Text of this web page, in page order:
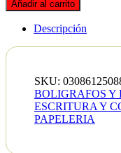
Añadir al carrito
Descripción
SKU:
BOLIGRAFOS Y
ESCRITURA Y
PAPELERIA